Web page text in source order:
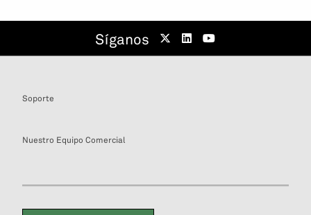
Síganos
Soporte
Nuestro Equipo Comercial